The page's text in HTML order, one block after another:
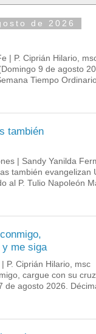
de 2026
| P. Ciprián Hilario,
9 de agosto
Tiempo
también
| Sandy Yanilda
también evangelizan
al P. Tulio Napoleón
me siga
| P. Ciprián Hilario,
cargue con su
de agosto 2026.